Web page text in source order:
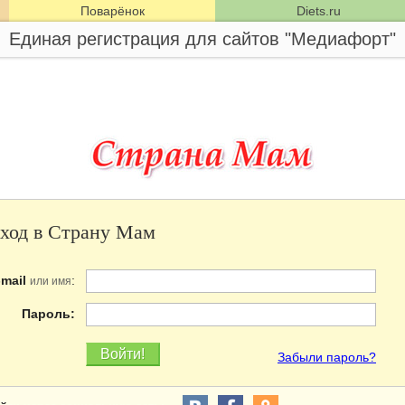
Поварёнок Diets.ru
Единая регистрация для сайтов "Медиафорт"
в Страну Мам
или имя:
Пароль:
Забыли пароль?